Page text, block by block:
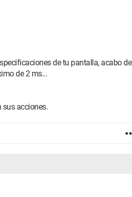
de tu pantalla, acabo de
de 2 ms...
sus acciones.